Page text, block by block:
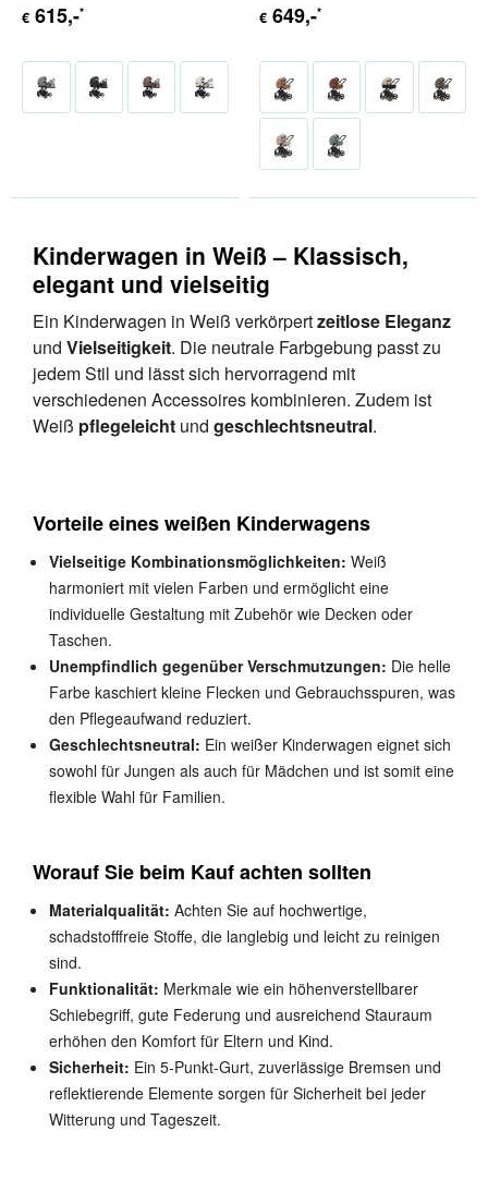
€ 615,-* € 649,-*
Kinderwagen in Weiß – Klassisch,
elegant und vielseitig
Ein Kinderwagen in Weiß verkörpertzeitlose Eleganz
und Vielseitigkeit. Die neutrale Farbgebung passt zu
jedem Stil und lässt sich hervorragend mit
verschiedenen Accessoires kombinieren. Zudem ist
Weiß pflegeleicht und geschlechtsneutral.
Vorteile eines weißen Kinderwagens
Vielseitige Kombinationsmöglichkeiten: Weiß
harmoniert mit vielen Farben und ermöglicht eine
individuelle Gestaltung mit Zubehör wie Decken oder
Taschen.
Unempfindlich gegenüber Verschmutzungen: Die helle
Farbe kaschiert kleine Flecken und Gebrauchsspuren, was
den Pflegeaufwand reduziert.
Geschlechtsneutral: Ein weißer Kinderwagen eignet sich
sowohl für Jungen als auch für Mädchen und ist somit eine
flexible Wahl für Familien.
Worauf Sie beim Kauf achten sollten
Materialqualität: Achten Sie auf hochwertige,
schadstofffreie Stoffe, die langlebig und leicht zu reinigen
sind.
Funktionalität: Merkmale wie ein höhenverstellbarer
Schiebegriff, gute Federung und ausreichend Stauraum
erhöhen den Komfort für Eltern und Kind.
Sicherheit: Ein 5-Punkt-Gurt, zuverlässige Bremsen und
reflektierende Elemente sorgen für Sicherheit bei jeder
Witterung und Tageszeit.